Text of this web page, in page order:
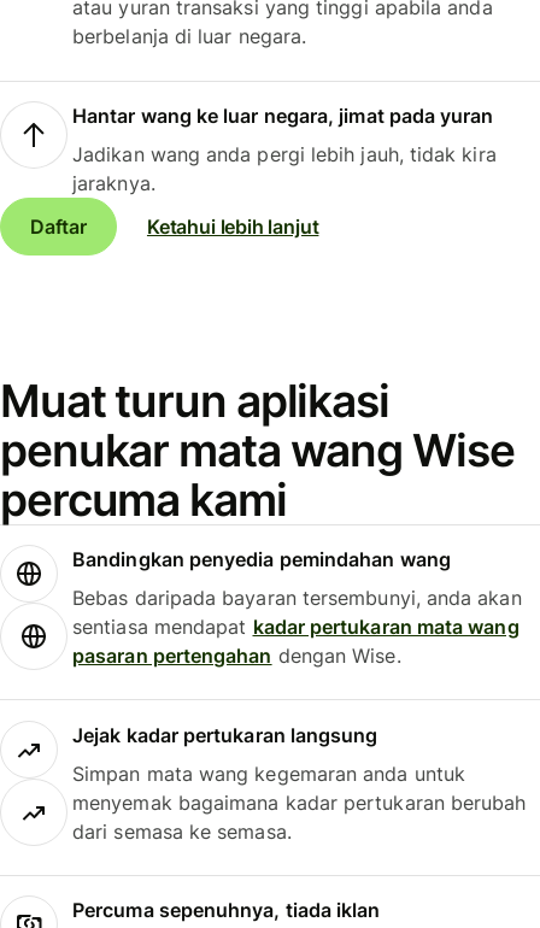
atau yuran transaksi yang tinggi apabila anda
berbelanja di luar negara.
Hantar wang ke luar negara, jimat pada yuran
Jadikan wang anda pergi lebih jauh, tidak kira
jaraknya.
Daftar
Ketahui lebih lanjut
Muat turun aplikasi
penukar mata wang Wise
percuma kami
Bandingkan penyedia pemindahan wang
Bebas daripada bayaran tersembunyi, anda akan
sentiasa mendapat kadar pertukaran mata wang
pasaran pertengahan dengan Wise.
Jejak kadar pertukaran langsung
Simpan mata wang kegemaran anda untuk
menyemak bagaimana kadar pertukaran berubah
dari semasa ke semasa.
Percuma sepenuhnya, tiada iklan